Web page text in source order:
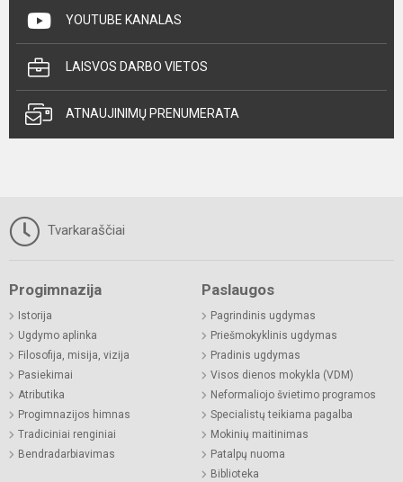
YOUTUBE KANALAS
LAISVOS DARBO VIETOS
ATNAUJINIMŲ PRENUMERATA
Tvarkaraščiai
Progimnazija
Istorija
Ugdymo aplinka
Filosofija, misija, vizija
Pasiekimai
Atributika
Progimnazijos himnas
Tradiciniai renginiai
Bendradarbiavimas
Paslaugos
Pagrindinis ugdymas
Priešmokyklinis ugdymas
Pradinis ugdymas
Visos dienos mokykla (VDM)
Neformaliojo švietimo programos
Specialistų teikiama pagalba
Mokinių maitinimas
Patalpų nuoma
Biblioteka